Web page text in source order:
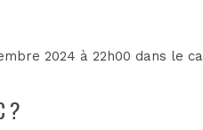
2024 à 22h00 dans le
?